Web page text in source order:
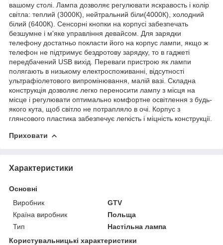
вашому столі. Лампа дозволяє регулювати яскравость і колір
світла: теплий (3000К), нейтральний біли(4000К), холодний
білий (6400К). Сенсорні кнопки на корпусі забезпечать
безшумне і м'яке управління девайсом. Для зарядки
телефону достатньо покласти його на корпус лампи, якщо ж
телефон не підтримує бездротову зарядку, то в гаджеті
передбачений USB вихід. Переваги пристрою як лампи
полягають в низькому електроспоживанні, відсутності
ультрафіолетового випромінювання, малій вазі. Складна
конструкція дозволяє легко переносити лампу з місця на
місце і регулювати оптимально комфортне освітлення з будь-
якого кута, щоб світло не потрапляло в очі. Корпус з
глянсового пластика забезпечує легкість і міцність конструкції.
Приховати
Характеристики
Основні
Виробник
GTV
Країна виробник
Польща
Тип
Настільна лампа
Користувальницькі характеристики